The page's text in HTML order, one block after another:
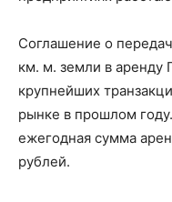
Соглашение о
км. м. земли в аренду
крупнейших
рынке в прошлом
ежегодная сумма
рублей.